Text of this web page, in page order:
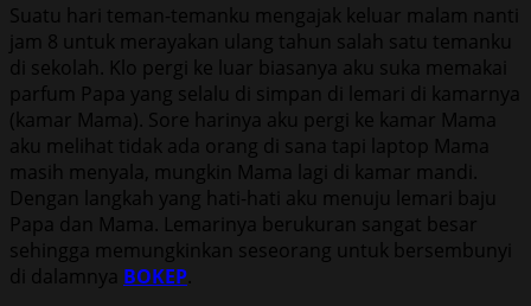
Suatu hari teman-temanku mengajak keluar malam nanti
jam 8 untuk merayakan ulang tahun salah satu temanku
di sekolah. Klo pergi ke luar biasanya aku suka memakai
parfum Papa yang selalu di simpan di lemari di kamarnya
(kamar Mama). Sore harinya aku pergi ke kamar Mama
aku melihat tidak ada orang di sana tapi laptop Mama
masih menyala, mungkin Mama lagi di kamar mandi.
Dengan langkah yang hati-hati aku menuju lemari baju
Papa dan Mama. Lemarinya berukuran sangat besar
sehingga memungkinkan seseorang untuk bersembunyi
di dalamnya BOKEP.